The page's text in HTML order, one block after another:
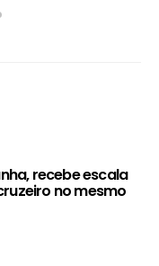
recebe escala
no mesmo